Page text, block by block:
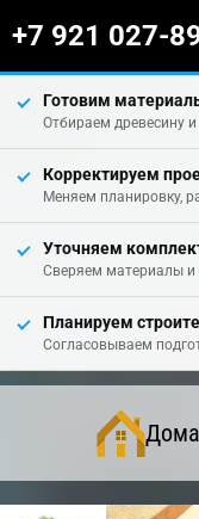
+7 921 027-
Готовим
Отбираем древесину
Корректируем
Меняем планировку,
Уточняем
Сверяем материалы и
Планируем
Согласовываем